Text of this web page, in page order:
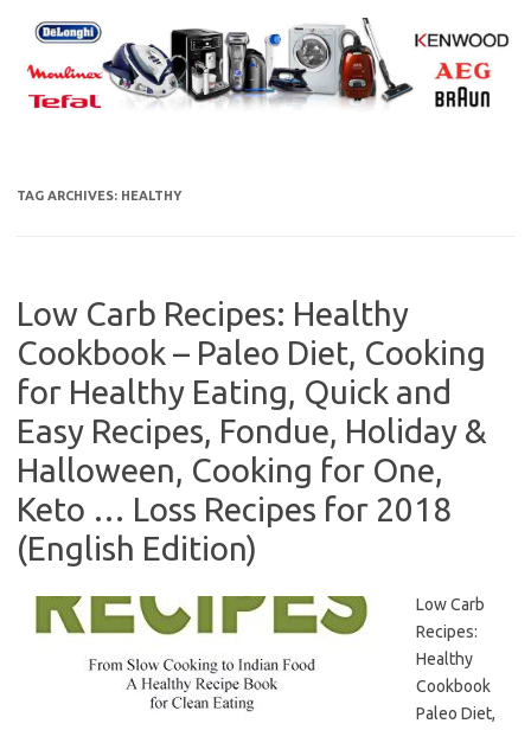
content
TAG ARCHIVES: HEALTHY
Low Carb Recipes: Healthy
Cookbook – Paleo Diet, Cooking
for Healthy Eating, Quick and
Easy Recipes, Fondue, Holiday &
Halloween, Cooking for One,
Keto … Loss Recipes for 2018
(English Edition)
Low Carb
Recipes:
Healthy
Cookbook
Paleo Diet,